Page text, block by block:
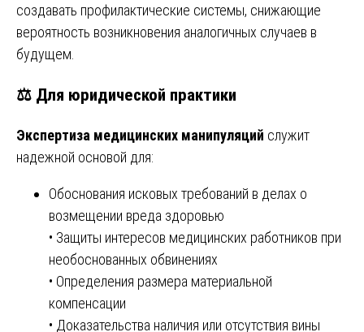
создавать профилактические системы, снижающие
вероятность возникновения аналогичных случаев в
будущем.
⚖️ Для юридической практики
Экспертиза медицинских манипуляций служит
надежной основой для:
Обоснования исковых требований в делах о
возмещении вреда здоровью
• Защиты интересов медицинских работников при
необоснованных обвинениях
• Определения размера материальной
компенсации
• Доказательства наличия или отсутствия вины